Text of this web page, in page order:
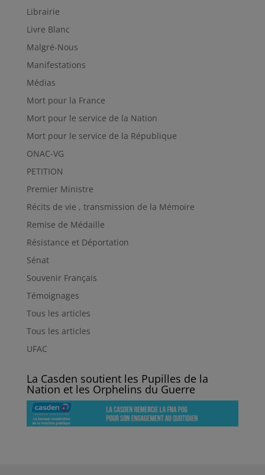
Librairie
Livre Blanc
Malgré-Nous
Manifestations
Médias
Mort pour la France
Mort pour le service de la Nation
Mort pour le service de la République
ONAC-VG
PETITION
Premier Ministre
Récits de vie , transmission de la Mémoire
Remise de Médaille
Résistance et Déportation
Sénat
Souvenir Français
Témoignages
Tous les articles
Tous les articles
UFAC
La Casden soutient les Pupilles de la
Nation et les Orphelins du Guerre